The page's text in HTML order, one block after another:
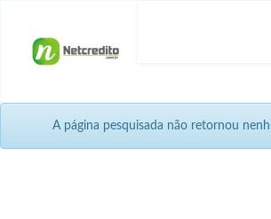
A página pesquisada não retornou